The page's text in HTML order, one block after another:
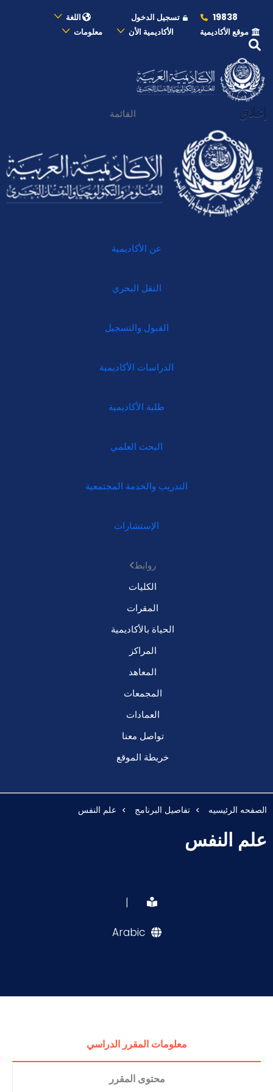
19838 تسجيل الدخول
اللغة
موقع الأكاديمية
الأكاديمية الأن معلومات
إغلاق القائمة
عن الأكاديمية
النقل البحري
القبول والتسجيل
الدراسات الأكاديمية
طلبة الأكاديمية
البحث العلمي
التدريب والخدمة المجتمعية
الإستشارات
روابط
الكليات
المقرات
الحياة بالأكاديمية
المراكز
المعاهد
المجمعات
العمادات
تواصل معنا
خريطة الموقع
الصفحه الرئيسيه تفاصيل البرنامج علم النفس
علم النفس
|
Arabic
معلومات المقرر الدراسي
محتوى المقرر